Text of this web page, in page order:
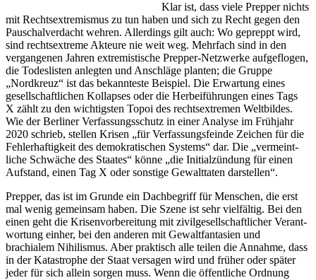
Klar ist, dass viele Prepper nichts
mit Rechts­extre­mismus zu tun haben und sich zu Recht gegen den
Pauschal­ver­dacht wehren. Aller­dings gilt auch: Wo gepreppt wird,
sind rechts­extreme Akteure nie weit weg. Mehrfach sind in den
vergan­genen Jahren extre­mis­tische Prepper-Netzwerke aufge­flogen,
die Todes­listen anlegten und Anschläge planten; die Gruppe
„Nordkreuz“ ist das bekann­teste Beispiel. Die Erwartung eines
gesell­schaft­lichen Kollapses oder die Herbei­füh­rungen eines Tags
X zählt zu den wichtigsten Topoi des rechts­extremen Weltbildes.
Wie der Berliner Verfas­sungs­schutz in einer Analyse im Frühjahr
2020 schrieb, stellen Krisen „für Verfas­sungs­feinde Zeichen für die
Fehler­haf­tigkeit des demokra­ti­schen Systems“ dar. Die „vermeint­
liche Schwäche des Staates“ könne „die Initi­al­zündung für einen
Aufstand, einen Tag X oder sonstige Gewalt­taten darstellen“.
Prepper, das ist im Grunde ein Dachbe­griff für Menschen, die erst
mal wenig gemeinsam haben. Die Szene ist sehr vielfältig. Bei den
einen geht die Krisen­vor­be­reitung mit zivil­ge­sell­schaft­licher Verant­
wortung einher, bei den anderen mit Gewalt­fan­tasien und
brachialem Nihilismus. Aber praktisch alle teilen die Annahme, dass
in der Katastrophe der Staat versagen wird und früher oder später
jeder für sich allein sorgen muss. Wenn die öffent­liche Ordnung